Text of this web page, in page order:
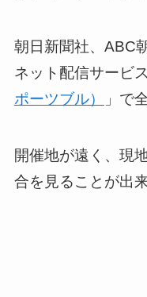
朝日新聞社、ABC
ネット配信サービ
ポーツブル）
」で
開催地が遠く、現
合を見ることが出